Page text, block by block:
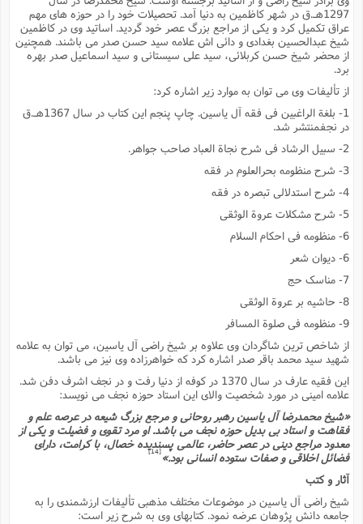
1297هـ.ق در شهر کاظمین به دنیا آمد. تحصیلات خود را در حوزه هاى مهم
عراق تکمیل کرد و یکى از مراجع بزرگ عصر خود گردید. اساتید وى در کاظمین
شیخ عبدالحسین بغدادى و دائى اش علامه سید حسن صدر مى باشند. همچنین
از محضر شیخ حسن کربلائى، سید على سیستانى و سید اسماعیل صدر بهره
برد.
از تألیفات وى مى توان به موارد زیر اشاره کرد:
1- بلغة الراغبین فى فقه آل یاسین. چاپ پنجم این کتاب در سال 1367هـ.ق
در نجفمنتشر شد.
2- سبیل الرشاد فى شرح نجاة العباد صاحب جواهر.
3- شرح منظومه بحرالعلوم در فقه
4- شرح استدلالى تبصره در فقه
5- شرح مشکلات عروة الوثقى
6- منظومه فى احکام السلام
6- دیوان شعر
7- مناسک حج
8- حاشیه بر عروة الوثقى
9- منظومه فى صلوة المسافر
از شاخص ترین شاگردان وى علاوه بر شیخ راضى آل یاسین، مى توان به علامه
شهید سید محمد باقر صدر اشاره کرد که خواهرزاده وى نیز مى باشد.
این فقیه عارف در سال 1370 در کوفه از دنیا رفت و در نجف اشرف دفن شد.
علامه امینى در مورد شخصیت والاى این استاد حوزه نجف مى نویسد:
«شیخ محمدرضا آل یاسین رهبر روحانى و مرجع بزرگ شیعه در عرصه علم و
فقاهت و استاد بى بدیل حوزه نجف مى باشد. او مرد تقوى و فضیلت و یکى از
معدود مراجع دینى در عصر حاضر، عالمى پسندیده خصال، با کرامت، داراى
فضائل اخلاقى و صفات ستوده انسانى بود.»
آثار و کتب
شیخ راضى آل یاسین در موضوعات مختلف مذهبى تألیفات ارزشمندى را به
جامعه دانش پژوهان عرضه نمود. کتابهاى وى به شرح زیر است: